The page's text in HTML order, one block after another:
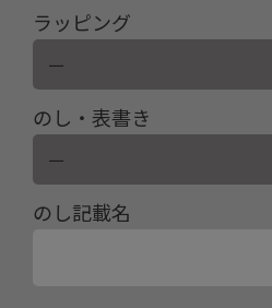
ラッピング
のし・表書き
のし記載名